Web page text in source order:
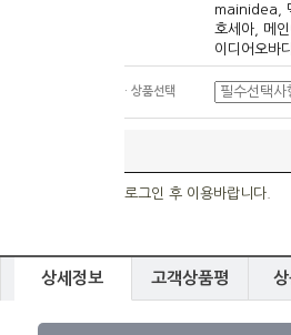
mainidea,
호세아, 메
이디어오바
· 상품선택
로그인 후 이용바랍니다.
상세정보 고객상품평 상